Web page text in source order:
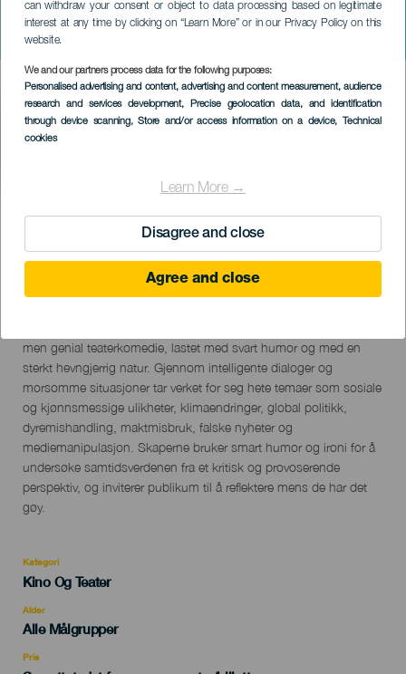
can withdraw your consent or object to data processing based on legitimate
interest at any time by clicking on “Learn More” or in our Privacy Policy on this
website.
We and our partners process data for the following purposes:
Personalised advertising and content, advertising and content measurement, audience
research and services development, Precise geolocation data, and identification
through device scanning, Store and/or access information on a device, Technical
cookies
Learn More →
Disagree and close
Agree and close
Ratas. Una comedia muy
poco higiénica. Lanzarote
Imagen
Listado
Localidad
Arrecife
del
evento
men genial teaterkomedie, lastet med svart humor og med en
sterkt hevngjerrig natur. Gjennom intelligente dialoger og
morsomme situasjoner tar verket for seg hete temaer som sosiale
og kjønnsmessige ulikheter, klimaendringer, global politikk,
dyremishandling, maktmisbruk, falske nyheter og
mediemanipulasjon. Skaperne bruker smart humor og ironi for å
undersøke samtidsverdenen fra et kritisk og provoserende
perspektiv, og inviterer publikum til å reflektere mens de har det
gøy.
Kategori
Categoría
evento
Kino Og Teater
Alder
Edad
Recomendada
Alle Målgrupper
Pris